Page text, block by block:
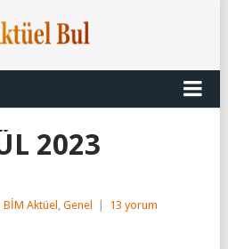
2023
BİM Aktüel , Genel 13 yorum